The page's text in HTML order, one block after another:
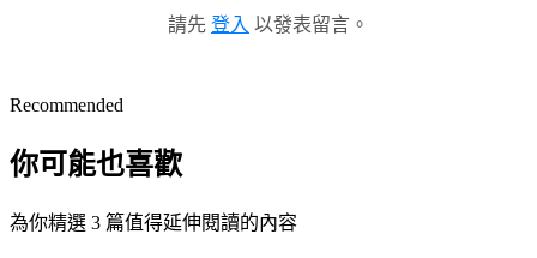
請先 登入 以發表留言。
Recommended
你可能也喜歡
為你精選 3 篇值得延伸閱讀的內容